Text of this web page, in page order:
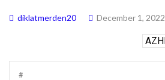
diklatmerden20 December 1, 2022
#